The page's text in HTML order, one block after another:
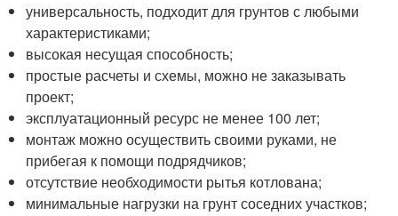
универсальность, подходит для грунтов с любыми
характеристиками;
высокая несущая способность;
простые расчеты и схемы, можно не заказывать
проект;
эксплуатационный ресурс не менее 100 лет;
монтаж можно осуществить своими руками, не
прибегая к помощи подрядчиков;
отсутствие необходимости рытья котлована;
минимальные нагрузки на грунт соседних участков;